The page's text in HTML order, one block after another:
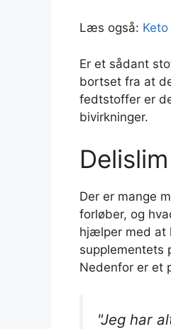
Læs også:
Er et sådant
bortset fra at
fedtstoffer er
bivirkninger.
Der er mange
forløber, og
hjælper med at
supplementets
Nedenfor er et
"Jeg har